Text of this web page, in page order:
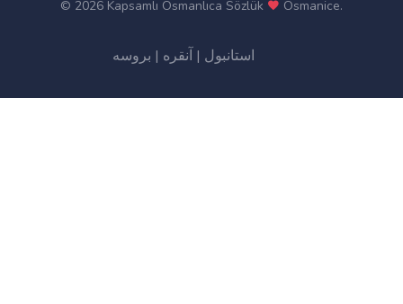
© 2026 Kapsamlı Osmanlıca Sözlük Osmanice.
استانبول | آنقره | بروسه